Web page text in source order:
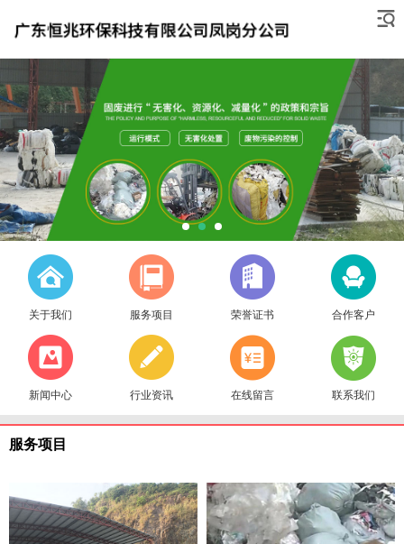
关于我们 服务项目 荣誉证书 合作客户
新闻中心 行业资讯 在线留言 联系我们
服务项目